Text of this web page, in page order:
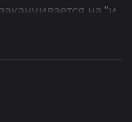
на "и
открывает новую
и, конечно
всем Золушка,
жизнь во дворце